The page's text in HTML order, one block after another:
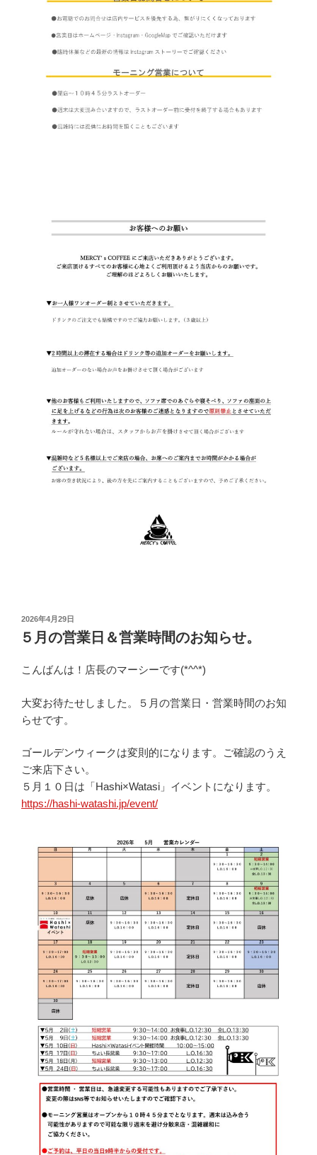
投
稿
日:
2026年4月29日
５月の営業日＆営業時間のお知らせ。
こんばんは！店長のマーシーです(*^^*)
大変お待たせしました。５月の営業日・営業時間のお知
らせです。
ゴールデンウィークは変則的になります。ご確認のうえ
ご来店下さい。
５月１０日は「Hashi×Watasi」イベントになります。
https://hashi-watashi.jp/event/